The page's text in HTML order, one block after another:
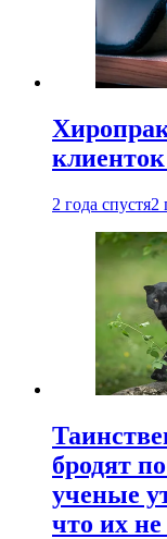
2 года спустя2
бродят
ученые
что их не